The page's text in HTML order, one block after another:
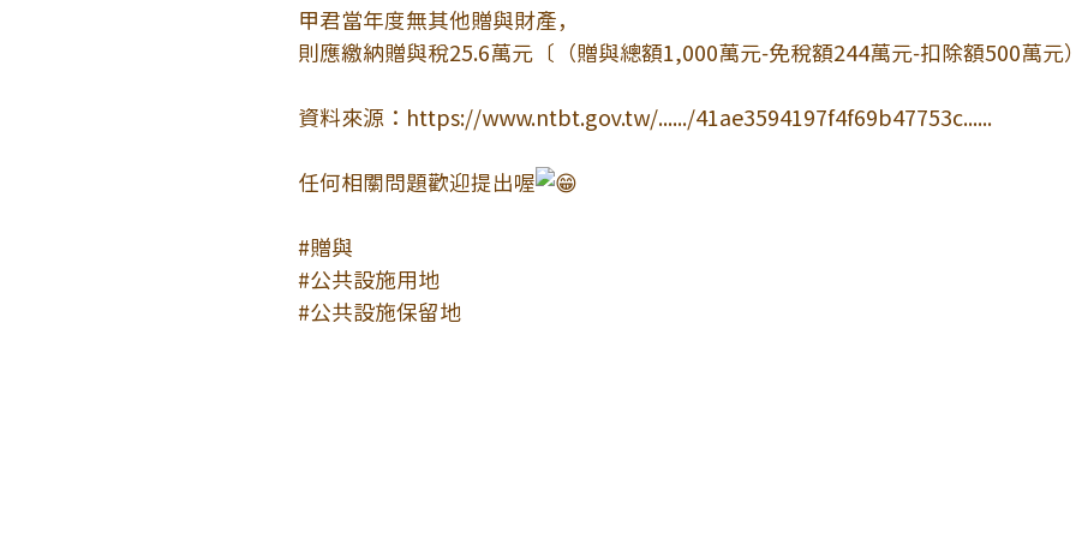
甲君當年度無其他贈與財產，
則應繳納贈與稅25.6萬元〔（贈與總額1,000萬元-免稅額244萬元-扣除額500萬元
資料來源： https://www.ntbt.gov.tw/....../41ae3594197f4f69b47753c......
任何相關問題歡迎提出喔
#贈與
#公共設施用地
#公共設施保留地